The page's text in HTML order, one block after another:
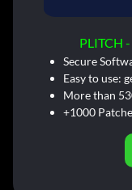
PLITCH
Secure
Easy to use:
More than
+1000